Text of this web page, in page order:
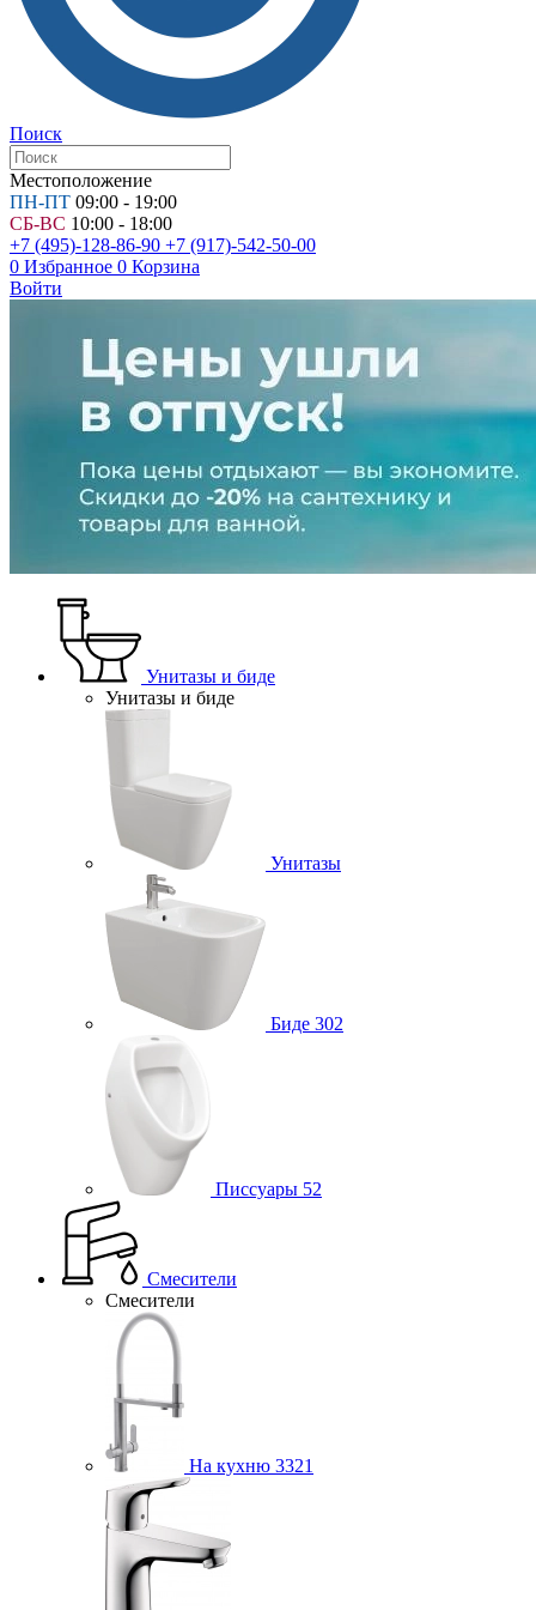
Поиск
Местоположение
ПН-ПТ 09:00 - 19:00
СБ-ВС 10:00 - 18:00
+7 (495)-128-86-90 +7 (917)-542-50-00
0 Избранное 0 Корзина
Войти
Унитазы и биде
Унитазы и биде
Унитазы
Биде 302
Писсуары 52
Смесители
Смесители
На кухню 3321